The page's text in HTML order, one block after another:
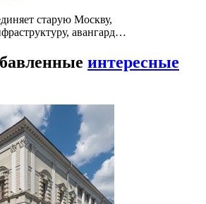
старую Москву,
авангард…
интересные